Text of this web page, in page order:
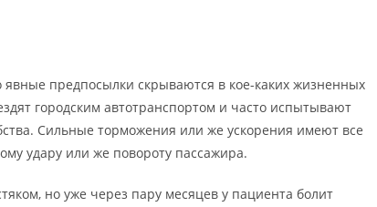
явные предпосылки скрываются в кое-каких жизненных
городским автотранспортом и часто испытывают
Сильные торможения или же ускорения имеют все
удару или же повороту пассажира.
но уже через пару месяцев у пациента болит